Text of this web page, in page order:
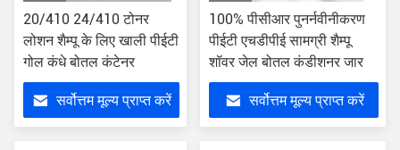
20/410 24/410 टोनर
लोशन शैम्पू के लिए खाली पीईटी
गोल कंधे बोतल कंटेनर
सर्वोत्तम मूल्य प्राप्त करें
100% पीसीआर पुनर्नवीनीकरण
पीईटी एचडीपीई सामग्री शैम्पू
शॉवर जेल बोतल कंडीशनर जार
सर्वोत्तम मूल्य प्राप्त करें